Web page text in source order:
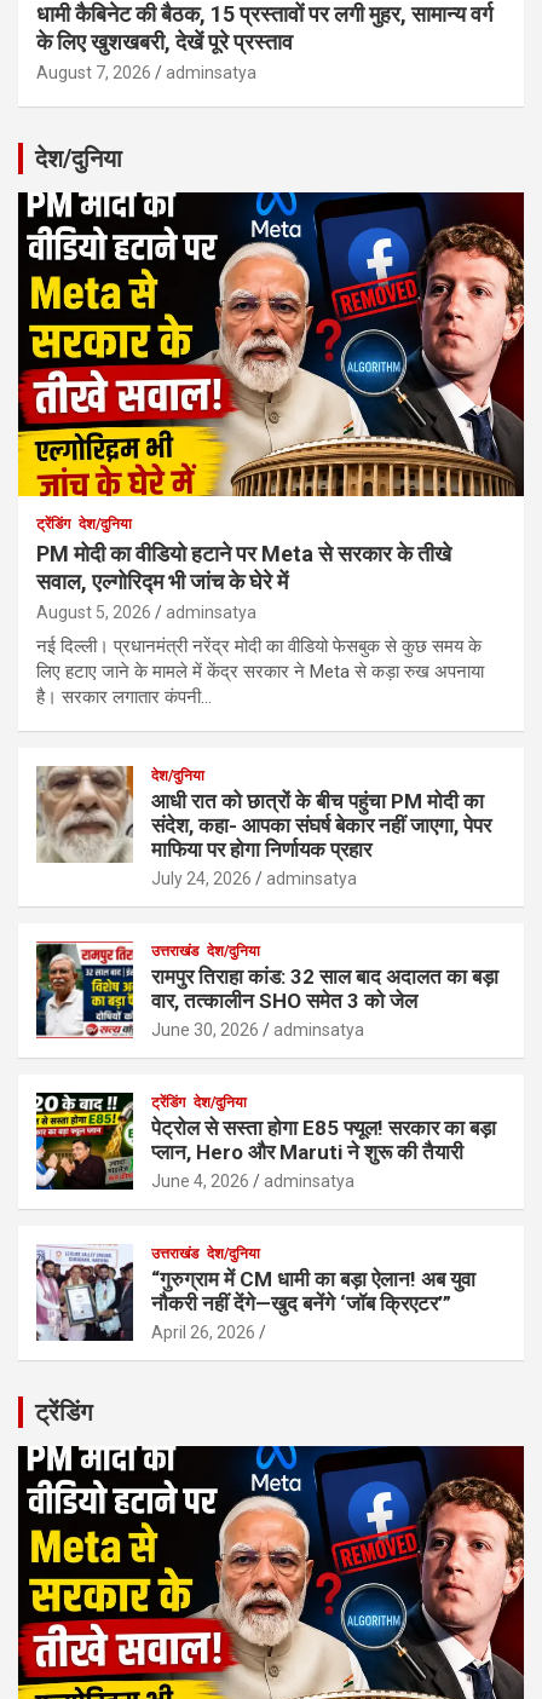
धामी कैबिनेट की बैठक, 15 प्रस्तावों पर लगी मुहर, सामान्य वर्ग
के लिए खुशखबरी, देखें पूरे प्रस्ताव
August 7, 2026 adminsatya
देश/दुनिया
ट्रेंडिंग देश/दुनिया
PM मोदी का वीडियो हटाने पर Meta से सरकार के तीखे
सवाल, एल्गोरिद्म भी जांच के घेरे में
August 5, 2026 adminsatya
नई दिल्ली। प्रधानमंत्री नरेंद्र मोदी का वीडियो फेसबुक से कुछ समय के
लिए हटाए जाने के मामले में केंद्र सरकार ने Meta से कड़ा रुख अपनाया
है। सरकार लगातार कंपनी…
देश/दुनिया
आधी रात को छात्रों के बीच पहुंचा PM मोदी का
संदेश, कहा- आपका संघर्ष बेकार नहीं जाएगा, पेपर
माफिया पर होगा निर्णायक प्रहार
July 24, 2026 adminsatya
उत्तराखंड देश/दुनिया
रामपुर तिराहा कांड: 32 साल बाद अदालत का बड़ा
वार, तत्कालीन SHO समेत 3 को जेल
June 30, 2026 adminsatya
ट्रेंडिंग देश/दुनिया
पेट्रोल से सस्ता होगा E85 फ्यूल! सरकार का बड़ा
प्लान, Hero और Maruti ने शुरू की तैयारी
June 4, 2026 adminsatya
उत्तराखंड देश/दुनिया
“गुरुग्राम में CM धामी का बड़ा ऐलान! अब युवा
नौकरी नहीं देंगे—खुद बनेंगे ‘जॉब क्रिएटर’”
April 26, 2026
ट्रेंडिंग